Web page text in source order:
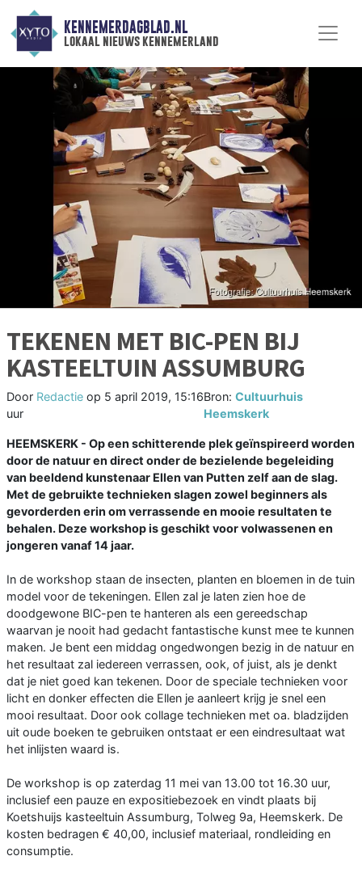
KENNEMERDAGBLAD.NL
lokaal nieuws kennemerland
TEKENEN MET BIC-PEN BIJ
KASTEELTUIN ASSUMBURG
Door Redactie op 5 april 2019, 15:16
uur
Bron:Cultuurhuis
Heemskerk
HEEMSKERK - Op een schitterende plek geïnspireerd worden
door de natuur en direct onder de bezielende begeleiding
van beeldend kunstenaar Ellen van Putten zelf aan de slag.
Met de gebruikte technieken slagen zowel beginners als
gevorderden erin om verrassende en mooie resultaten te
behalen. Deze workshop is geschikt voor volwassenen en
jongeren vanaf 14 jaar.
In de workshop staan de insecten, planten en bloemen in de tuin
model voor de tekeningen. Ellen zal je laten zien hoe de
doodgewone BIC-pen te hanteren als een gereedschap
waarvan je nooit had gedacht fantastische kunst mee te kunnen
maken. Je bent een middag ongedwongen bezig in de natuur en
het resultaat zal iedereen verrassen, ook, of juist, als je denkt
dat je niet goed kan tekenen. Door de speciale technieken voor
licht en donker effecten die Ellen je aanleert krijg je snel een
mooi resultaat. Door ook collage technieken met oa. bladzijden
uit oude boeken te gebruiken ontstaat er een eindresultaat wat
het inlijsten waard is.
De workshop is op zaterdag 11 mei van 13.00 tot 16.30 uur,
inclusief een pauze en expositiebezoek en vindt plaats bij
Koetshuijs kasteeltuin Assumburg, Tolweg 9a, Heemskerk. De
kosten bedragen € 40,00, inclusief materiaal, rondleiding en
consumptie.